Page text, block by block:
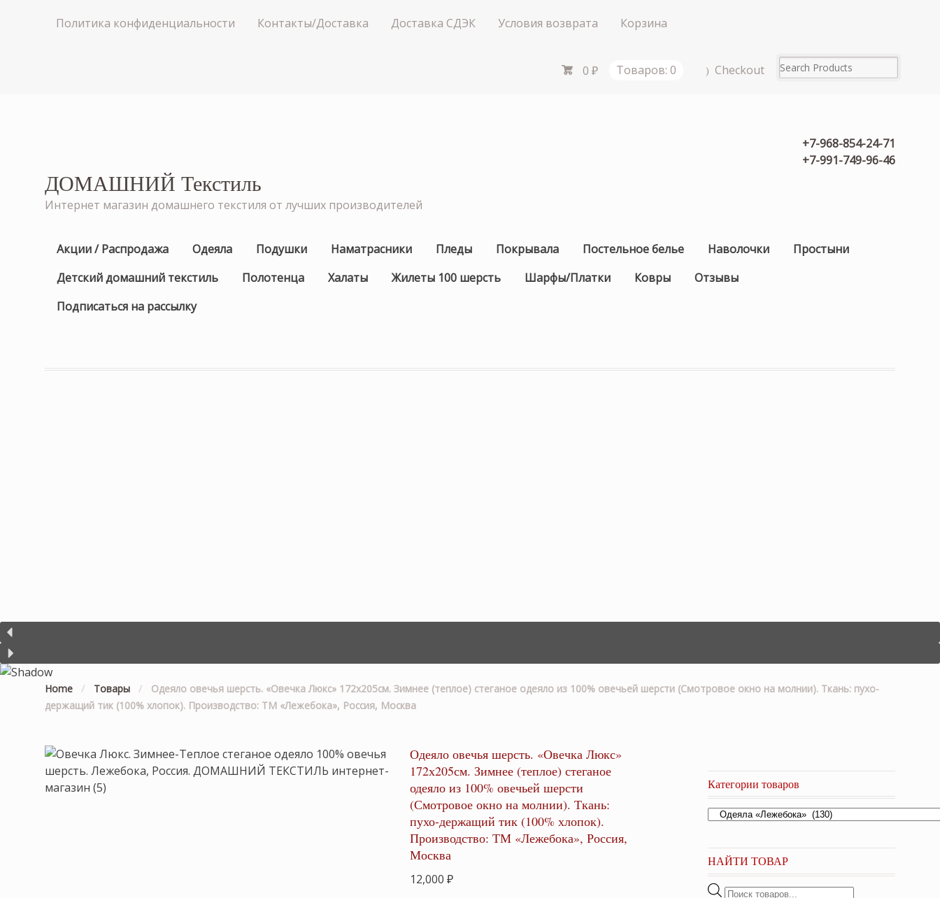
Политика конфиденциальности Контакты/Доставка Доставка СДЭК Условия возврата Корзина
0 ₽ Товаров: 0 Checkout
+7-968-854-24-71
+7-991-749-96-46
ДОМАШНИЙ Текстиль
Интернет магазин домашнего текстиля от лучших производителей
Акции / Распродажа Одеяла Подушки Наматрасники Пледы Покрывала Постельное белье Наволочки
Простыни
Детский домашний текстиль
Полотенца Халаты Жилеты 100 шерсть Шарфы/Платки Ковры
Отзывы
Подписаться на рассылку
Home / Товары /
Одеяло овечья шерсть. «Овечка Люкс» 172х205см. Зимнее (теплое) стеганое одеяло из 100% овечьей шерсти (Смотровое окно на молнии). Ткань: пухо-
держащий тик (100% хлопок). Производство: ТМ «Лежебока», Россия, Москва
Одеяло овечья шерсть. «Овечка Люкс»
172х205см. Зимнее (теплое) стеганое
одеяло из 100% овечьей шерсти
(Смотровое окно на молнии). Ткань:
пухо-держащий тик (100% хлопок).
Производство: ТМ «Лежебока», Россия,
Москва
12,000 ₽
Категории товаров
НАЙТИ ТОВАР
Поиск